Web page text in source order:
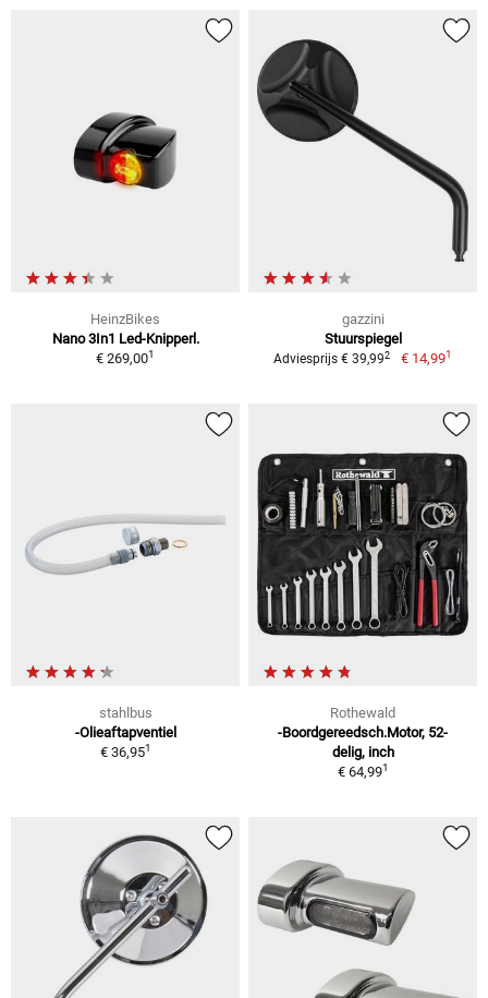
HeinzBikes
Nano 3In1 Led-Knipperl.
€ 269,001
gazzini
Stuurspiegel
Adviesprijs € 39,992 € 14,991
stahlbus
-Olieaftapventiel
€ 36,951
Rothewald
-Boordgereedsch.Motor, 52-
delig, inch
€ 64,991